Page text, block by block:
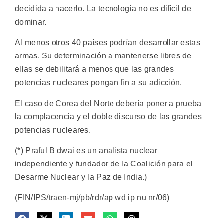
decidida a hacerlo. La tecnología no es difícil de
dominar.
Al menos otros 40 países podrían desarrollar estas
armas. Su determinación a mantenerse libres de
ellas se debilitará a menos que las grandes
potencias nucleares pongan fin a su adicción.
El caso de Corea del Norte debería poner a prueba
la complacencia y el doble discurso de las grandes
potencias nucleares.
(*) Praful Bidwai es un analista nuclear
independiente y fundador de la Coalición para el
Desarme Nuclear y la Paz de India.)
(FIN/IPS/traen-mj/pb/rdr/ap wd ip nu nr/06)